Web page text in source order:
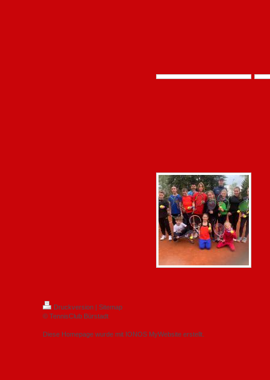
Druckversion | Sitemap
© TennisClub Bürstadt
Diese Homepage wurde mit IONOS MyWebsite erstellt.